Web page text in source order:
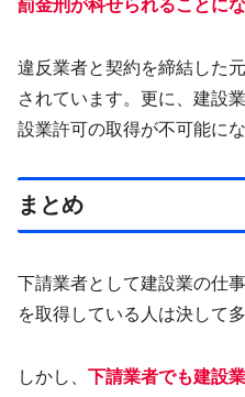
罰金刑が科せられることにな
違反業者と契約を締結した
されています。更に、建設
設業許可の取得が不可能に
まとめ
下請業者として建設業の仕
を取得している人は決して
しかし、 下請業者でも建設